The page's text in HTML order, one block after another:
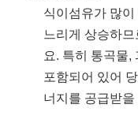
식이섬유가 많
느리게 상승하
요. 특히 통곡물,
포함되어 있어
너지를 공급받